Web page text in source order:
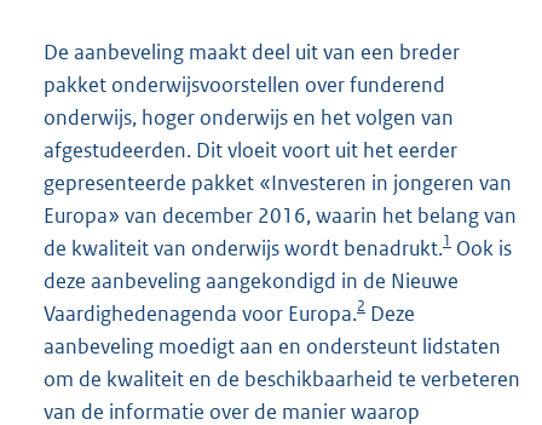
De aanbeveling maakt deel uit van een breder
pakket onderwijsvoorstellen over funderend
onderwijs, hoger onderwijs en het volgen van
afgestudeerden. Dit vloeit voort uit het eerder
gepresenteerde pakket «Investeren in jongeren van
Europa» van december 2016, waarin het belang van
de kwaliteit van onderwijs wordt benadrukt.1 Ook is
deze aanbeveling aangekondigd in de Nieuwe
Vaardighedenagenda voor Europa.2 Deze
aanbeveling moedigt aan en ondersteunt lidstaten
om de kwaliteit en de beschikbaarheid te verbeteren
van de informatie over de manier waarop